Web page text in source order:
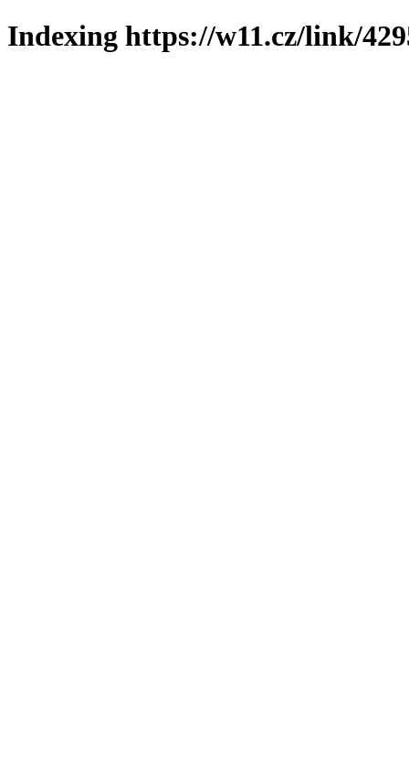
Indexing https://w11.cz/link/